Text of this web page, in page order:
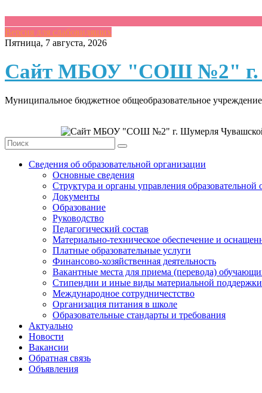
Версия для слабовидящих
Skip
content
Пятница, 7 августа, 2026
Сайт МБОУ "СОШ №2" г.
Муниципальное бюджетное общеобразовательное
Сведения об образовательной организации
Основные сведения
Структура и органы управления образовательной
Документы
Образование
Руководство
Педагогический состав
Материально-техническое обеспечение и
Платные образовательные услуги
Финансово-хозяйственная деятельность
Вакантные места для приема (перевода)
Стипендии и иные виды материальной поддержки
Международное сотрудничестство
Организация питания в школе
Образовательные стандарты и требования
Актуально
Новости
Вакансии
Обратная связь
Объявления